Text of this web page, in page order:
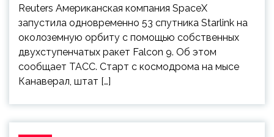
Reuters Американская компания SpaceX
запустила одновременно 53 спутника Starlink на
околоземную орбиту с помощью собственных
двухступенчатых ракет Falcon 9. Об этом
сообщает ТАСС. Старт с космодрома на мысе
Канаверал, штат […]